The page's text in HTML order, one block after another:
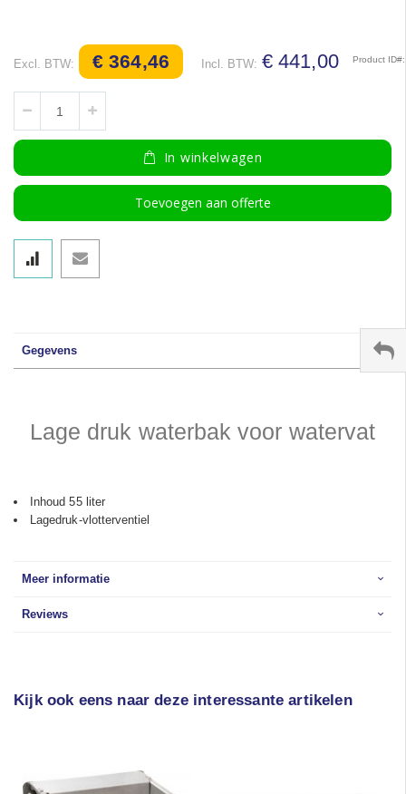
€ 364,46 € 441,00 Product ID
In winkelwagen
Toevoegen aan offerte
Gegevens
Lage druk waterbak voor watervat
Inhoud 55 liter
Lagedruk-vlotterventiel
Meer informatie
Reviews
Kijk ook eens naar deze interessante artikelen